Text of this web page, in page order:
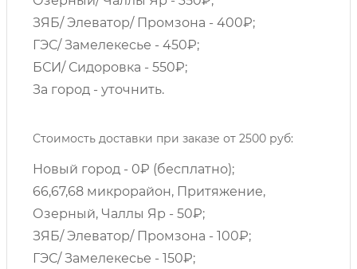
ЗЯБ/ Элеватор/ Промзона - 400₽;
ГЭС/ Замелекесье - 450₽;
БСИ/ Сидоровка - 550₽;
За город - уточнить.
Стоимость доставки при заказе от 2500 руб:
Новый город - 0₽ (бесплатно);
66,67,68 микрорайон, Притяжение,
Озерный, Чаллы Яр - 50₽;
ЗЯБ/ Элеватор/ Промзона - 100₽;
ГЭС/ Замелекесье - 150₽;